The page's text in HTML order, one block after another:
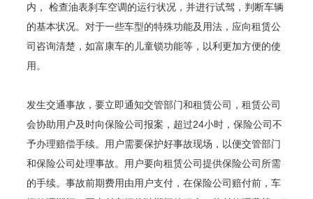
内， 检查油表刹车空调的运行状况，并进行试驾，判断车辆
的基本状况。对于一些车型的特殊功能及用法，应向租赁公
司咨询清楚，如富康车的儿童锁功能等，以利更加方便的使
用。
发生交通事故，要立即通知交管部门和租赁公司，租赁公司
会协助用户及时向保险公司报案，超过24小时，保险公司不
予办理赔偿手续。用户需要保护好事故现场，以便交管部门
和保险公司处理事故。用户要向租赁公司提供保险公司所需
的手续。事故前期费用由用户支付，在保险公司赔付前，车